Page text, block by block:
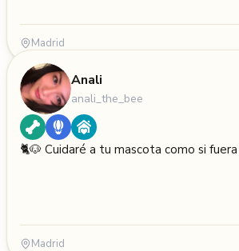
Madrid
Anali
anali_the_bee
🐈🐶 Cuidaré a tu mascota como si
Madrid